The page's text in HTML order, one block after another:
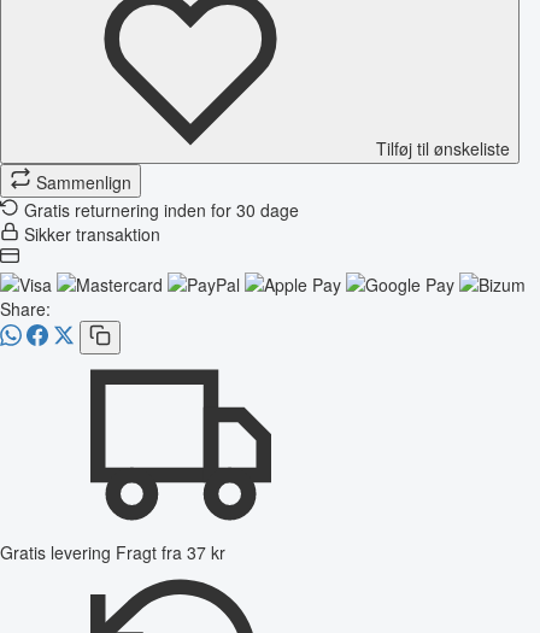
Tilføj til ønskeliste
Sammenlign
Gratis returnering inden for 30 dage
Sikker transaktion
Share:
Gratis levering Fragt fra 37 kr